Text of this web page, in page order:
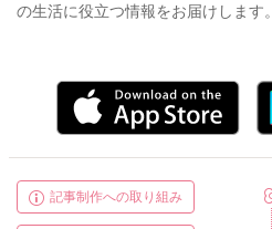
の生活に役立つ情報をお届けします。
記事制作への取り組み